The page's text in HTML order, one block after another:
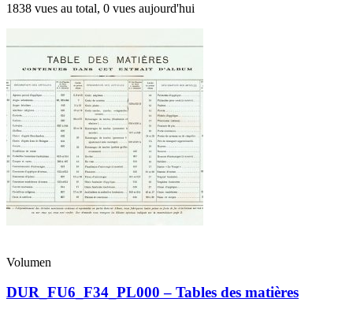
1838 vues au total, 0 vues aujourd'hui
Volumen
DUR_FU6_F34_PL000 – Tables des matières